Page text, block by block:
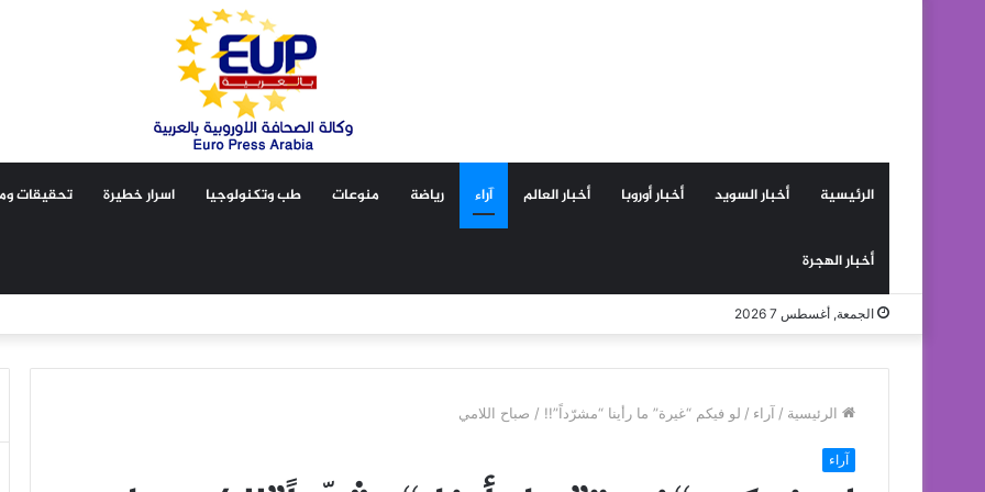
الرئيسية أخبار السويد أخبار أوروبا أخبار العالم آراء رياضة منوعات طب وتكنولوجيا اسرار خطيرة تحقيقات
أخبار الهجرة
الجمعة, أغسطس 7 2026
الرئيسية / آراء / لو فيكم “غيرة” ما رأينا “مشرّداً”!! / صباح اللامي
آراء